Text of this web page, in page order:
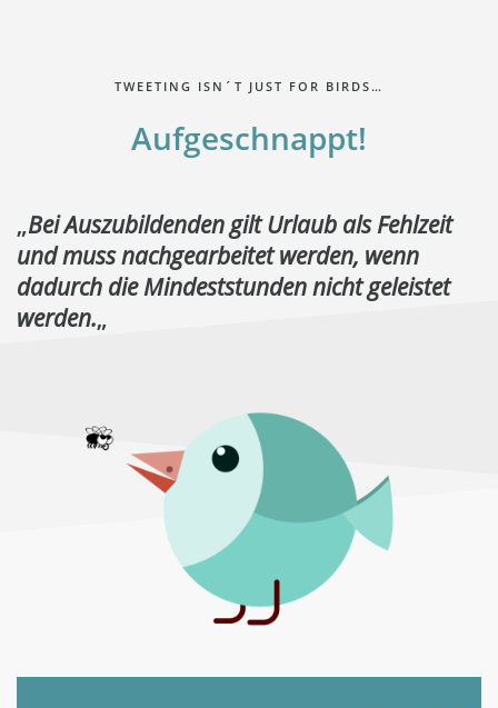
TWEETING ISN´T JUST FOR BIRDS…
Aufgeschnappt!
„Bei Auszubildenden gilt Urlaub als Fehlzeit
und muss nachgearbeitet werden, wenn
dadurch die Mindeststunden nicht geleistet
werden.„